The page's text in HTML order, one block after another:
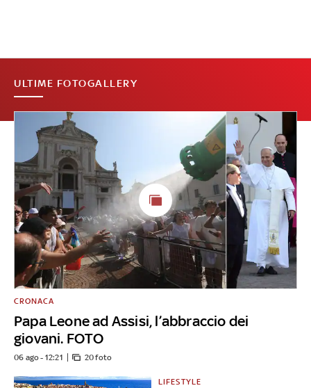
ULTIME FOTOGALLERY
Papa Leone ad Assisi, l’abbraccio dei
giovani. FOTO
CRONACA
06 ago - 12:21 20 foto
LIFESTYLE